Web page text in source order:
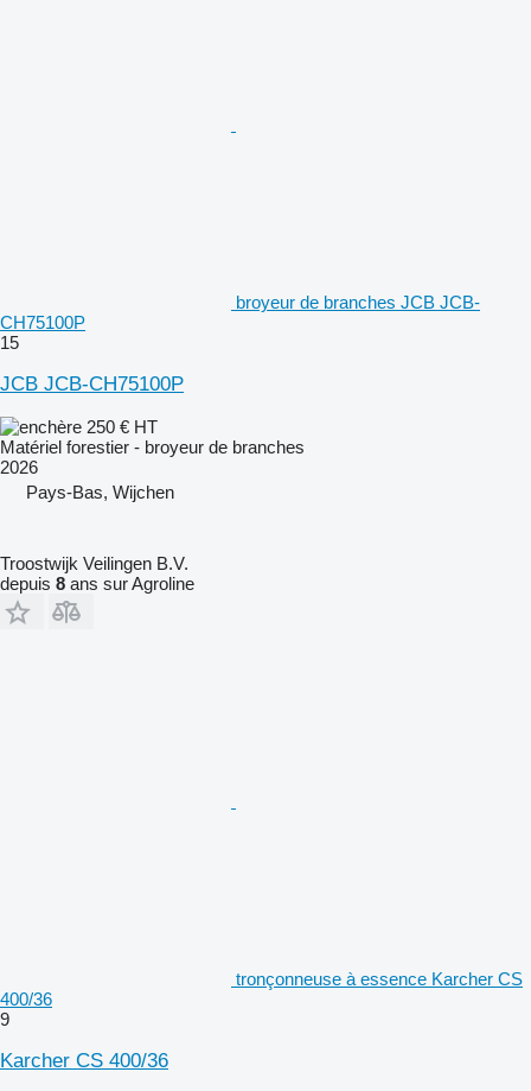
broyeur de branches JCB JCB-
CH75100P
15
JCB JCB-CH75100P
250 € HT
Matériel forestier - broyeur de branches
2026
Pays-Bas, Wijchen
Troostwijk Veilingen B.V.
depuis 8 ans sur Agroline
tronçonneuse à essence Karcher CS
400/36
9
Karcher CS 400/36